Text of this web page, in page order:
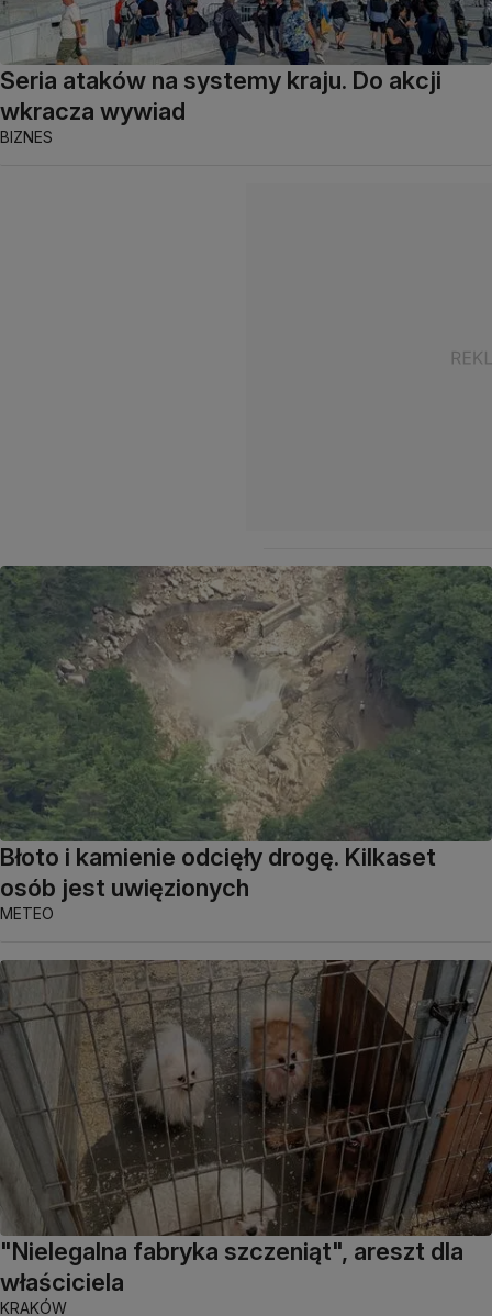
Seria ataków na systemy kraju. Do akcji
wkracza wywiad
BIZNES
Błoto i kamienie odcięły drogę. Kilkaset
osób jest uwięzionych
METEO
"Nielegalna fabryka szczeniąt", areszt dla
właściciela
KRAKÓW